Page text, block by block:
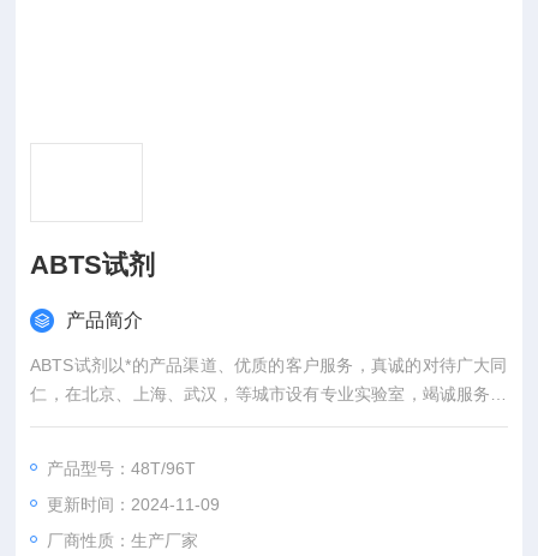
ABTS试剂
产品简介
ABTS试剂以*的产品渠道、优质的客户服务，真诚的对待广大同
仁，在北京、上海、武汉，等城市设有专业实验室，竭诚服务每
位科研工作者。
产品型号：48T/96T
更新时间：2024-11-09
厂商性质：生产厂家